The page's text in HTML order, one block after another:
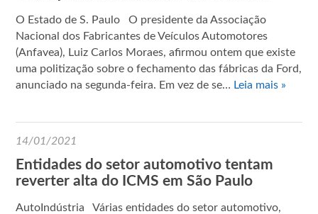
O Estado de S. Paulo O presidente da Associação
Nacional dos Fabricantes de Veículos Automotores
(Anfavea), Luiz Carlos Moraes, afirmou ontem que existe
uma politização sobre o fechamento das fábricas da Ford,
anunciado na segunda-feira. Em vez de se… Leia mais »
14/01/2021
Entidades do setor automotivo tentam
reverter alta do ICMS em São Paulo
AutoIndústria Várias entidades do setor automotivo,